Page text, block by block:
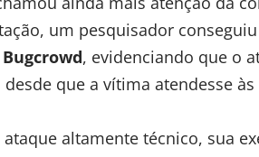
um pesquisador
Bugcrowd, evidenciando que o
que a vítima atendesse
altamente técnico, sua